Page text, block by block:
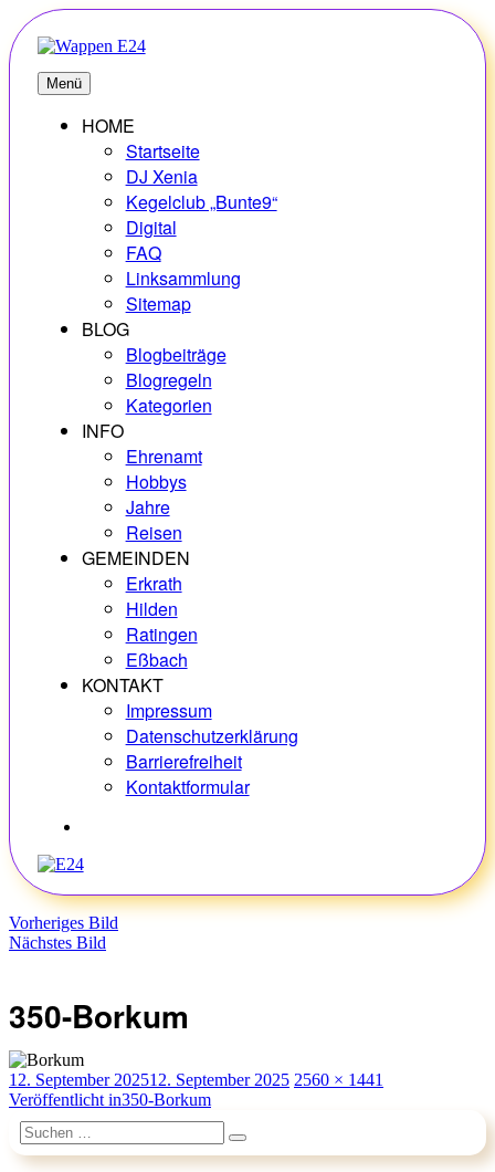
Zum
Inhalt
springen
E24
Erlebnisse – Hobbys – Vielfalt
Menü
HOME
Startseite
DJ Xenia
Kegelclub „Bunte9“
Digital
FAQ
Linksammlung
Sitemap
BLOG
Blogbeiträge
Blogregeln
Kategorien
INFO
Ehrenamt
Hobbys
Jahre
Reisen
GEMEINDEN
Erkrath
Hilden
Ratingen
Eßbach
KONTAKT
Impressum
Datenschutzerklärung
Barrierefreiheit
Kontaktformular
Vorheriges Bild
Nächstes Bild
350-Borkum
Veröffentlicht
am
12. September 202512. September 2025 Originalgröße
2560 × 1441
Beitragsnavigation
Veröffentlicht in350-Borkum
Suchen
nach:
Suchen